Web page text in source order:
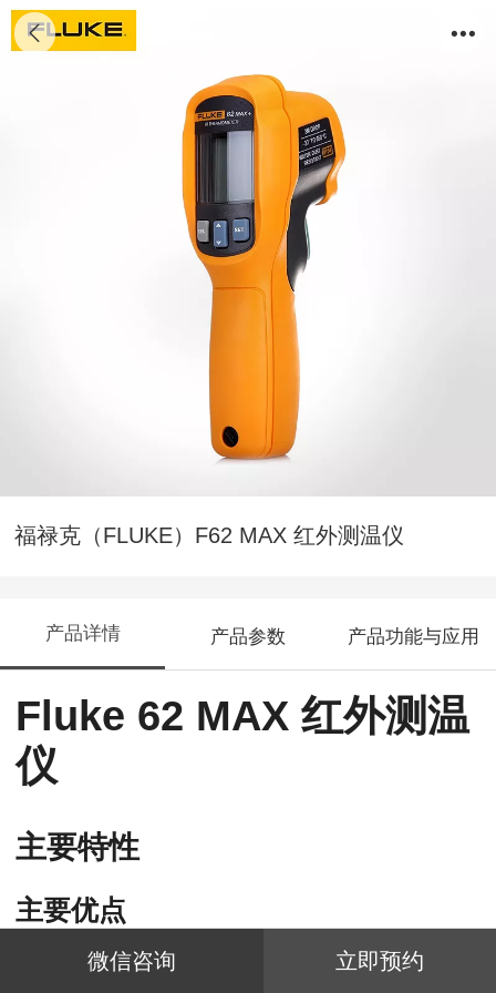
福禄克（FLUKE）F62 MAX 红外测温仪
产品详情 产品参数 产品功能与应用
Fluke 62 MAX 红外测温
仪
主要特性
主要优点
防尘和防水： IP54 级防尘和防水。
微信咨询 立即预约